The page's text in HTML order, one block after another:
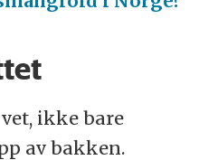
ikke bare
av bakken.